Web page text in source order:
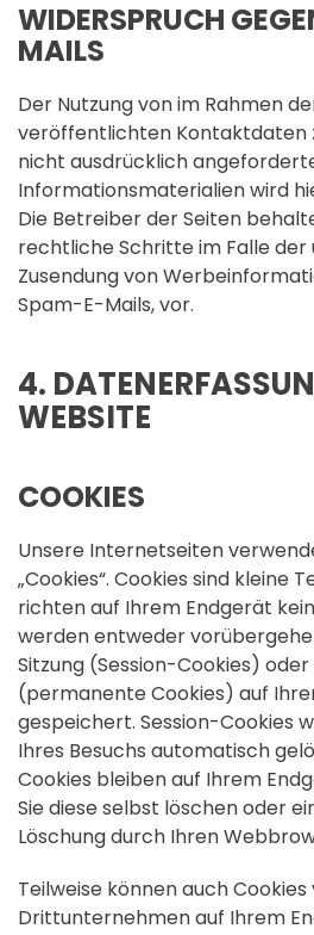
WIDERSPRUCH
MAILS
Der Nutzung von im Rahmen
veröffentlichten Kontaktdaten
nicht ausdrücklich
Informationsmaterialien wird
Die Betreiber der Seiten
rechtliche Schritte im Falle
Zusendung von
Spam-E-Mails, vor.
4.
WEBSITE
COOKIES
Unsere Internetseiten
„Cookies“. Cookies sind kleine
richten auf Ihrem Endgerät
werden entweder
Sitzung (Session-Cookies)
(permanente Cookies) auf
gespeichert. Session-Cookies
Ihres Besuchs automatisch
Cookies bleiben auf Ihrem
Sie diese selbst löschen oder
Löschung durch Ihren
Teilweise können auch Cookies
Drittunternehmen auf Ihrem